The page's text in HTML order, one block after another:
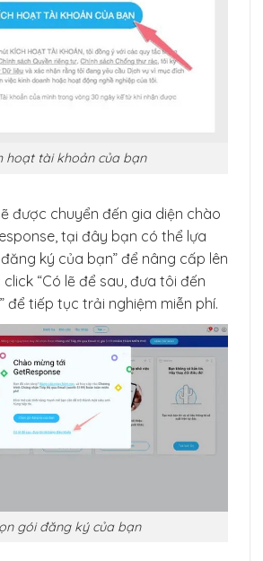
hoạt tài khoản của bạn
được chuyển đến gia diện chào
tại đây bạn có thể lựa
ký của bạn” để nâng cấp lên
“Có lẽ để sau, đưa tôi đến
để tiếp tục trải nghiệm miễn phí.
gói đăng ký của bạn